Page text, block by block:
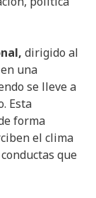
dirigido al
una
se lleve a
Esta
forma
el clima
que